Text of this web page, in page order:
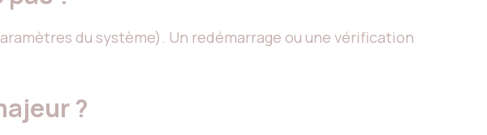
du système). Un redémarrage ou une vérification
?